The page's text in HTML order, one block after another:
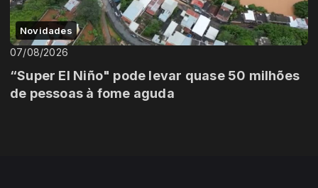
Novidades
07/08/2026
“Super El Niño" pode levar quase 50 milhões
de pessoas à fome aguda